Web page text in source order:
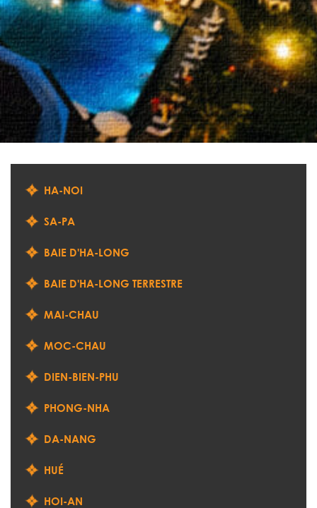
HA-NOI
SA-PA
BAIE D'HA-LONG
BAIE D'HA-LONG TERRESTRE
MAI-CHAU
MOC-CHAU
DIEN-BIEN-PHU
PHONG-NHA
DA-NANG
HUÉ
HOI-AN